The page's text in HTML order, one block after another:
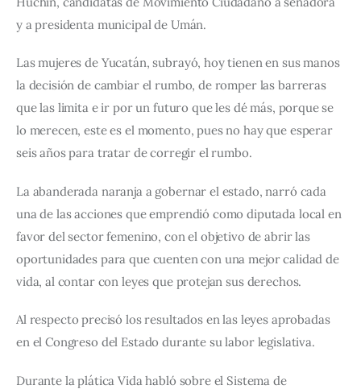
y a presidenta municipal de Umán.
Las mujeres de Yucatán, subrayó, hoy tienen en sus manos
la decisión de cambiar el rumbo, de romper las barreras
que las limita e ir por un futuro que les dé más, porque se
lo merecen, este es el momento, pues no hay que esperar
seis años para tratar de corregir el rumbo.
La abanderada naranja a gobernar el estado, narró cada
una de las acciones que emprendió como diputada local en
favor del sector femenino, con el objetivo de abrir las
oportunidades para que cuenten con una mejor calidad de
vida, al contar con leyes que protejan sus derechos.
Al respecto precisó los resultados en las leyes aprobadas
en el Congreso del Estado durante su labor legislativa.
Durante la plática Vida habló sobre el Sistema de